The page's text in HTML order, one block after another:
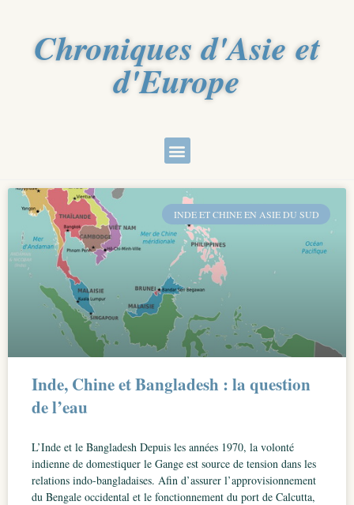
Chroniques d'Asie et
d'Europe
INDE ET CHINE EN ASIE DU SUD
Inde, Chine et Bangladesh : la question
de l’eau
L’Inde et le Bangladesh Depuis les années 1970, la volonté
indienne de domestiquer le Gange est source de tension dans les
relations indo-bangladaises. Afin d’assurer l’approvisionnement
du Bengale occidental et le fonctionnement du port de Calcutta,